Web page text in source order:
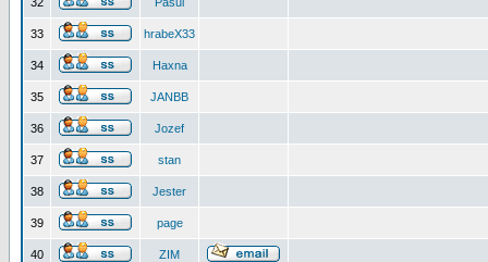
33 hrabeX33
34 Haxna
35 JANBB
36 Jozef
37 stan
38 Jester
39 page
40 ZIM